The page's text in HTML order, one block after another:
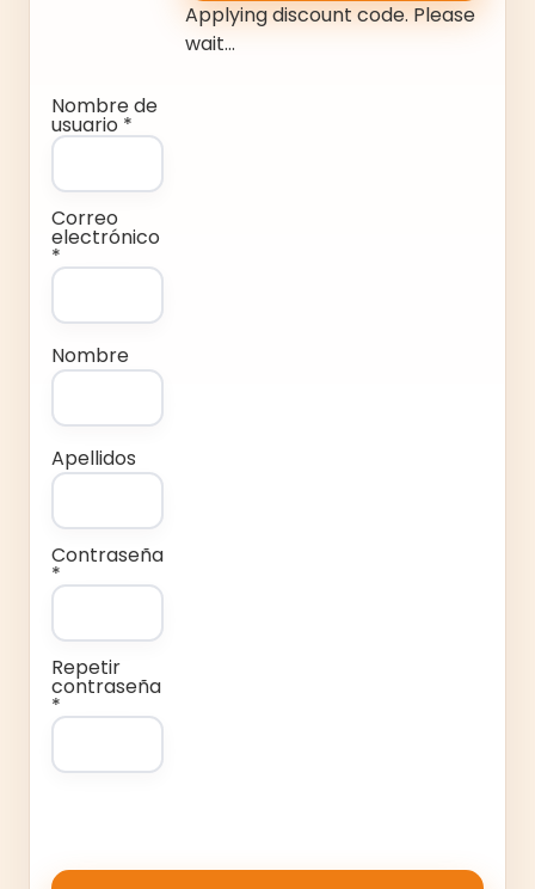
Applying discount code. Please
wait...
Nombre de
usuario *
Correo
electrónico
*
Nombre
Apellidos
Contraseña
*
Repetir
contraseña
*